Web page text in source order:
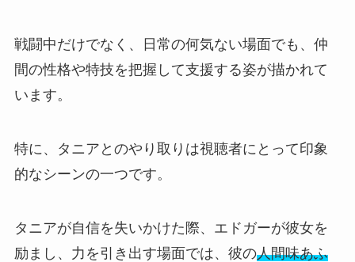
戦闘中だけでなく、日常の何気ない場面でも、仲
間の性格や特技を把握して支援する姿が描かれて
います。
特に、タニアとのやり取りは視聴者にとって印象
的なシーンの一つです。
タニアが自信を失いかけた際、エドガーが彼女を
励まし、力を引き出す場面では、彼の人間味あふ